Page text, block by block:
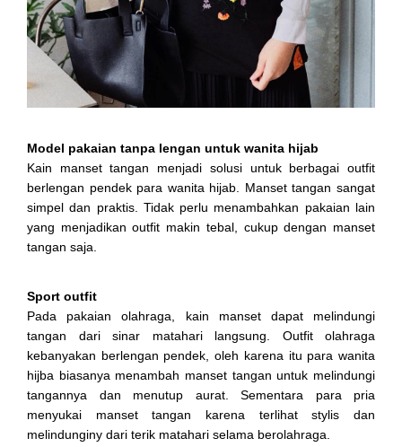
Model pakaian tanpa lengan untuk wanita hijab
Kain manset tangan menjadi solusi untuk berbagai outfit
berlengan pendek para wanita hijab. Manset tangan sangat
simpel dan praktis. Tidak perlu menambahkan pakaian lain
yang menjadikan outfit makin tebal, cukup dengan manset
tangan saja.
Sport outfit
Pada pakaian olahraga, kain manset dapat melindungi
tangan dari sinar matahari langsung. Outfit olahraga
kebanyakan berlengan pendek, oleh karena itu para wanita
hijba biasanya menambah manset tangan untuk melindungi
tangannya dan menutup aurat. Sementara para pria
menyukai manset tangan karena terlihat stylis dan
melindunginy dari terik matahari selama berolahraga.